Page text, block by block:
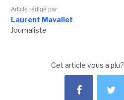
Article rédigé par
Laurent Mavallet
Journaliste
Cet article vous a plu?